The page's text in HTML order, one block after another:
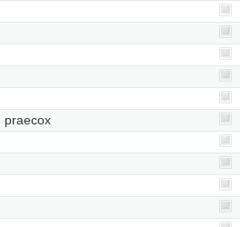
praecox